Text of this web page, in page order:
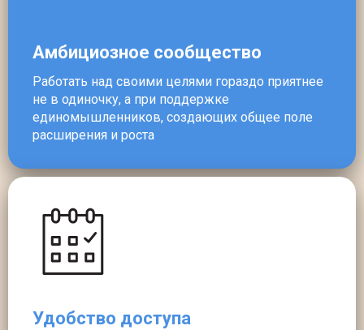
Амбициозное сообщество
Работать над своими целями гораздо приятнее
не в одиночку, а при поддержке
единомышленников, создающих общее поле
расширения и роста
Удобство доступа